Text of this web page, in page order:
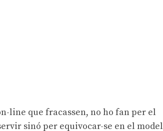
line que fracassen, no ho fan per el
sinó per equivocar-se en el model